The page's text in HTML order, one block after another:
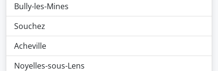
Bully-les-Mines
Souchez
Acheville
Noyelles-sous-Lens